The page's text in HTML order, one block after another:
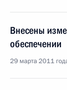
Внесены
обеспечении
29 марта 2011